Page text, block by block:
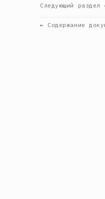
Следующий раздел
← Содержание